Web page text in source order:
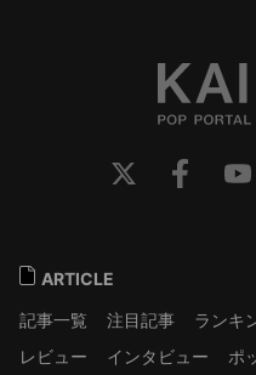
ARTICLE
記事一覧
注目記事 ランキ
レビュー
インタビュー ポ